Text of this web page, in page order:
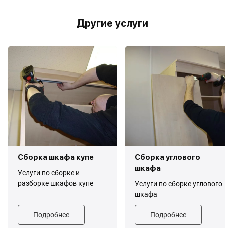
Другие услуги
Сборка шкафа купе
Услуги по сборке и
разборке шкафов купе
Подробнее
Сборка углового
шкафа
Услуги по сборке углового
шкафа
Подробнее